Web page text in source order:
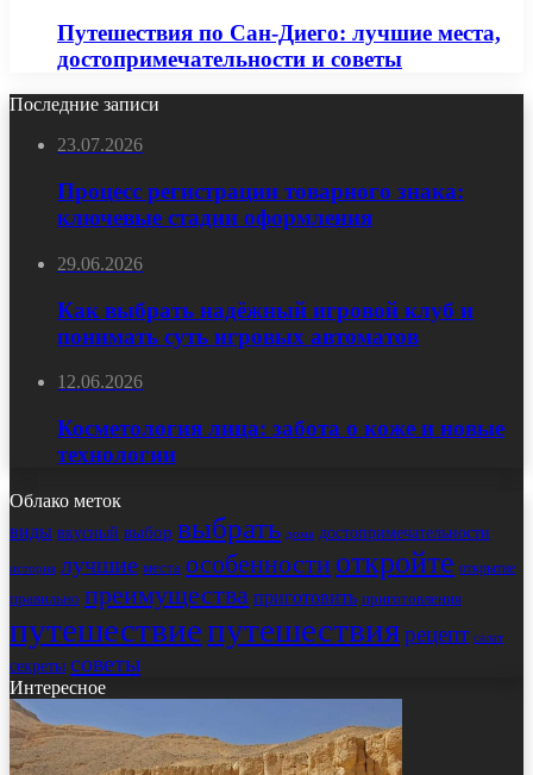
Путешествия по Сан-Диего: лучшие места,
достопримечательности и советы
Последние записи
23.07.2026
Процесс регистрации товарного знака:
ключевые стадии оформления
29.06.2026
Как выбрать надёжный игровой клуб и
понимать суть игровых автоматов
12.06.2026
Косметология лица: забота о коже и новые
технологии
Облако меток
виды вкусный выбор выбрать дома достопримечательности
история лучшие места особенности откройте открытие
правильно преимущества приготовить приготовления
путешествиепутешествиярецепт салат
секреты советы
Интересное